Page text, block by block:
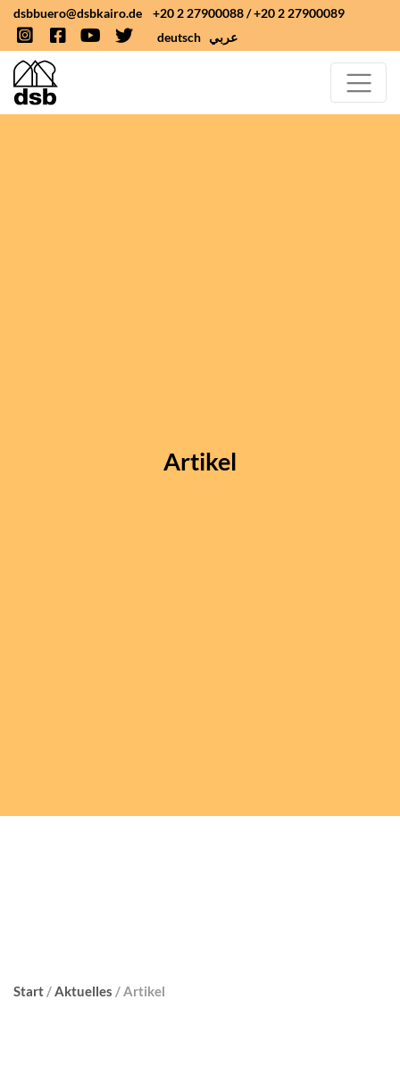
dsbbuero@dsbkairo.de +20 2 27900088/+20 2 27900089
deutsch
عربي
Artikel
Start /Aktuelles / Artikel